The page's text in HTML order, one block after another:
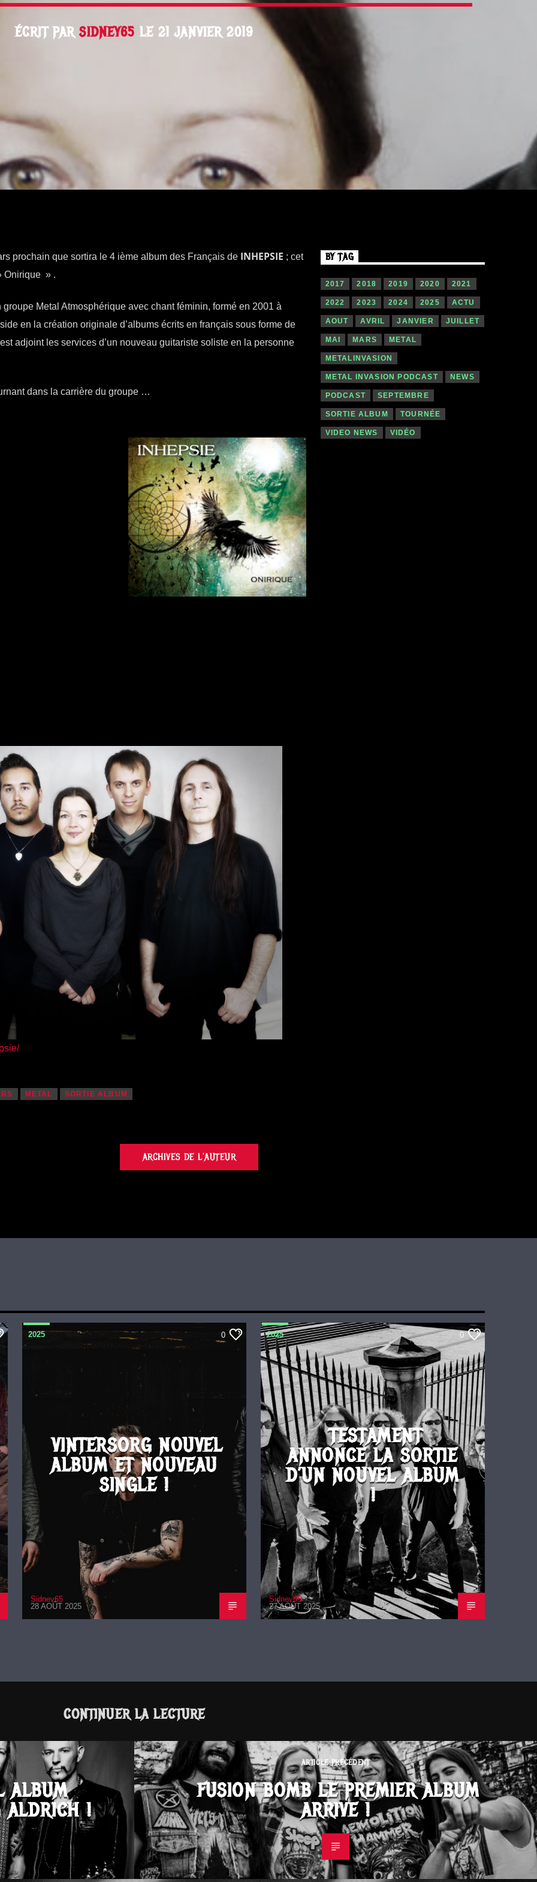
ÉCRIT PARSIDNEY65 LE 21 JANVIER 2019
prochain que sortira le 4 ième album des Français de INHEPSIE ; cet
Onirique » .
Metal Atmosphérique avec chant féminin, formé en 2001 à
en la création originale d’albums écrits en français sous forme de
adjoint les services d’un nouveau guitariste soliste en la personne
dans la carrière du groupe …
METAL SORTIE ALBUM
ARCHIVES DE L'AUTEUR
BY TAG
2017 2018 2019 2020 2021
2022 2023 2024 2025 ACTU
AOUT AVRIL JANVIER JUILLET
MAI MARS METAL
METALINVASION
METAL INVASION PODCAST NEWS
PODCAST SEPTEMBRE
SORTIE ALBUM TOURNÉE
VIDEO NEWS VIDÉO
2025 0
VINTERSORG NOUVEL
ALBUM ET NOUVEAU
SINGLE !
Sidney65
28 AOÛT 2025
2025 0
TESTAMENT
ANNONCE LA SORTIE
D’UN NOUVEL ALBUM
!
Sidney65
27 AOÛT 2025
CONTINUER LA LECTURE
ALBUM
ALDRICH !
ARTICLE PRÉCÉDENT
FUSION BOMB LE PREMIER ALBUM
ARRIVE !